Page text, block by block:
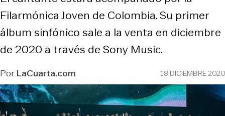
Filarmónica Joven de Colombia. Su primer
álbum sinfónico sale a la venta en diciembre
de 2020 a través de Sony Music.
PorLaCuarta.com 18 DICIEMBRE 2020